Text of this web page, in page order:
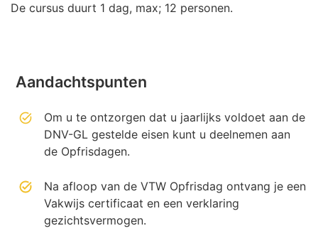
De cursus duurt 1 dag, max; 12 personen.
Aandachtspunten
Om u te ontzorgen dat u jaarlijks voldoet aan de
DNV-GL gestelde eisen kunt u deelnemen aan
de Opfrisdagen.
Na afloop van de VTW Opfrisdag ontvang je een
Vakwijs certificaat en een verklaring
gezichtsvermogen.